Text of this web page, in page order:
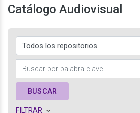
Catálogo Audiovisual
FILTRAR